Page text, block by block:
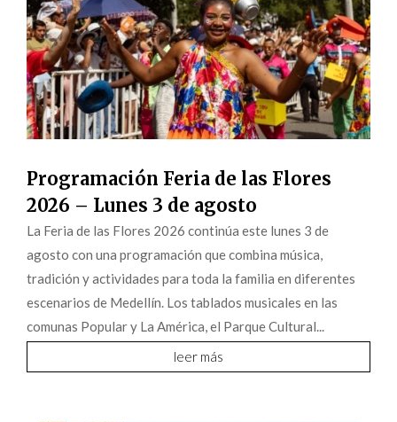
Programación Feria de las Flores
2026 – Lunes 3 de agosto
La Feria de las Flores 2026 continúa este lunes 3 de
agosto con una programación que combina música,
tradición y actividades para toda la familia en diferentes
escenarios de Medellín. Los tablados musicales en las
comunas Popular y La América, el Parque Cultural...
leer más